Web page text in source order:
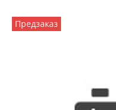
Предзаказ